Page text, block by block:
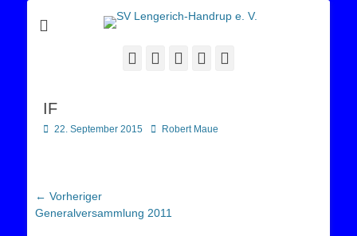
SV Lengerich-
Handrup e. V.
Sportverein Lengerich Handrup
Facebook
Twitter YouTube
IF
Posted
22. September 2015 AutorRobert Maue
Beitragsnavigation
← Vorheriger
Vorheriger
Generalversammlung 2011